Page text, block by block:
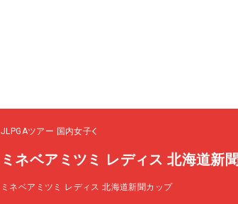
JLPGAツアー 国内女子
ミネベアミツミ レディス 北海道新
ミネベアミツミ レディス 北海道新聞カップ